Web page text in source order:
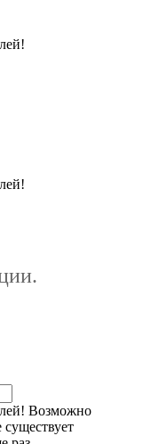
Возможно
существует